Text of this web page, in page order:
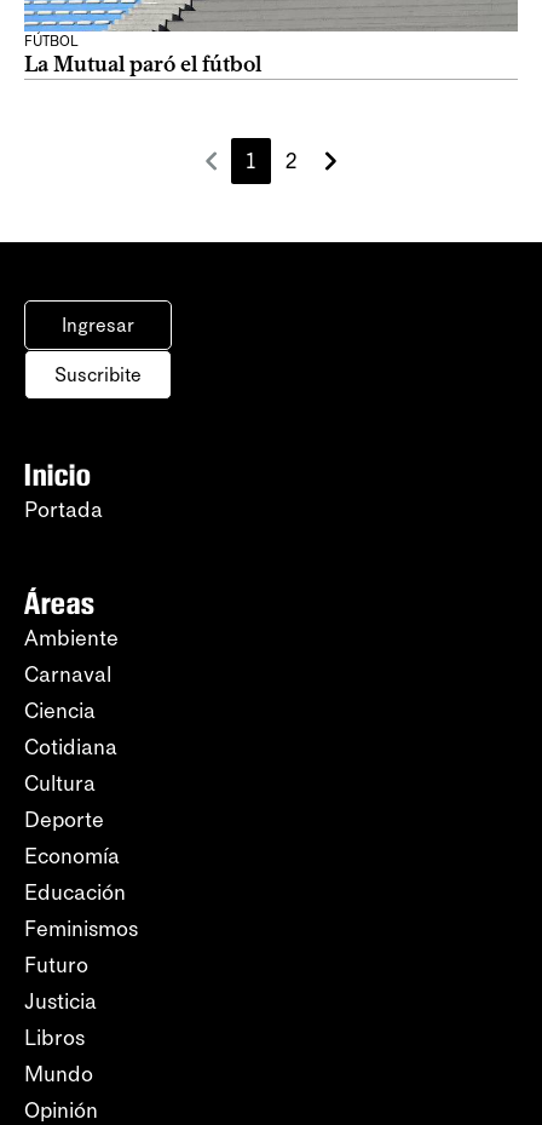
FÚTBOL
La Mutual paró el fútbol
1 2
Ingresar
Suscribite
Inicio
Portada
Áreas
Ambiente
Carnaval
Ciencia
Cotidiana
Cultura
Deporte
Economía
Educación
Feminismos
Futuro
Justicia
Libros
Mundo
Opinión